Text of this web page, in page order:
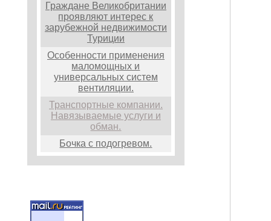
Граждане Великобритании
проявляют интерес к
зарубежной недвижимости
Туриции
Особенности применения
маломощных и
универсальных систем
вентиляции.
Транспортные компании.
Навязываемые услуги и
обман.
Бочка с подогревом.